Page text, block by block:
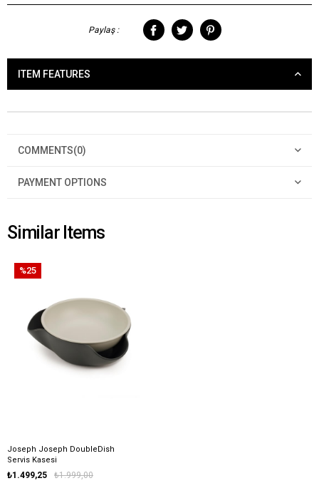
Paylaş :
ITEM FEATURES
COMMENTS(0)
PAYMENT OPTIONS
Similar Items
Joseph Joseph DoubleDish
Servis Kasesi
₺1.499,25 ₺1.999,00
%25